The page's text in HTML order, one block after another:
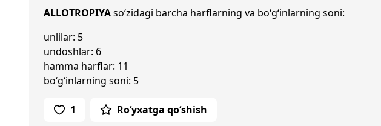
ALLOTROPIYAso‘zidagi barcha harflarning va bo‘g‘inlarning soni:
unlilar: 5
undoshlar: 6
hamma harflar: 11
bo‘g‘inlarning soni: 5
1 Ro‘yxatga qo‘shish